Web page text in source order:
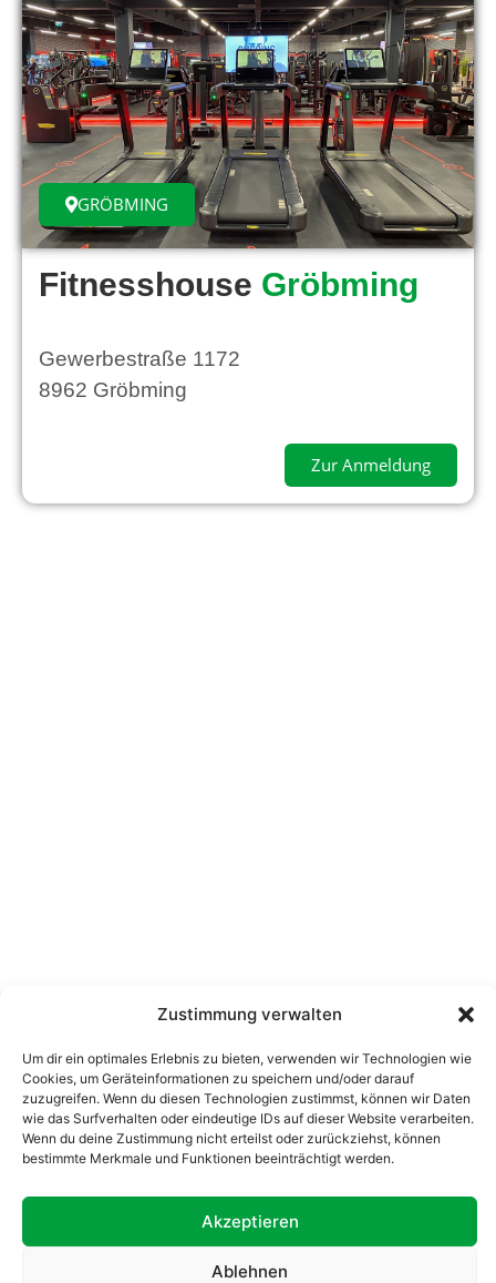
Zustimmung verwalten
Um dir ein optimales Erlebnis zu bieten, verwenden wir Technologien wie
Cookies, um Geräteinformationen zu speichern und/oder darauf
zuzugreifen. Wenn du diesen Technologien zustimmst, können wir Daten
wie das Surfverhalten oder eindeutige IDs auf dieser Website verarbeiten.
Wenn du deine Zustimmung nicht erteilst oder zurückziehst, können
bestimmte Merkmale und Funktionen beeinträchtigt werden.
Akzeptieren
Ablehnen
GRÖBMING
Fitnesshouse Gröbming
Gewerbestraße 1172
8962 Gröbming
Zur Anmeldung